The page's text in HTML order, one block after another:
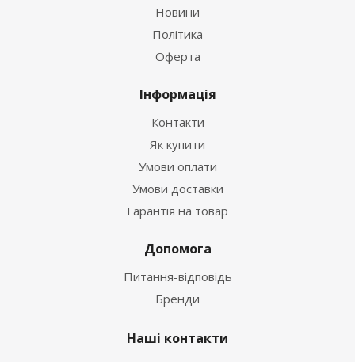
Новини
Політика
Оферта
Інформація
Контакти
Як купити
Умови оплати
Умови доставки
Гарантія на товар
Допомога
Питання-відповідь
Бренди
Наші контакти